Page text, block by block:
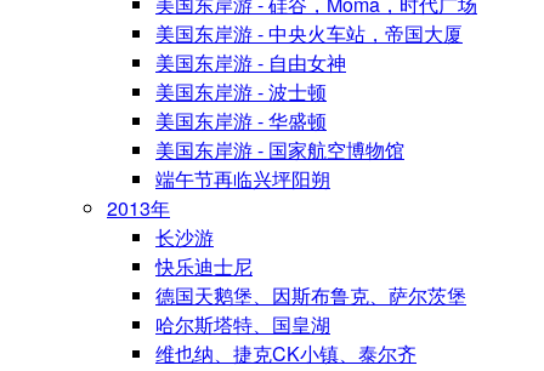
美国东岸游 - 中央火车站，帝国大厦
美国东岸游 - 自由女神
美国东岸游 - 波士顿
美国东岸游 - 华盛顿
美国东岸游 - 国家航空博物馆
端午节再临兴坪阳朔
2013年
长沙游
快乐迪士尼
德国天鹅堡、因斯布鲁克、萨尔茨堡
哈尔斯塔特、国皇湖
维也纳、捷克CK小镇、泰尔齐